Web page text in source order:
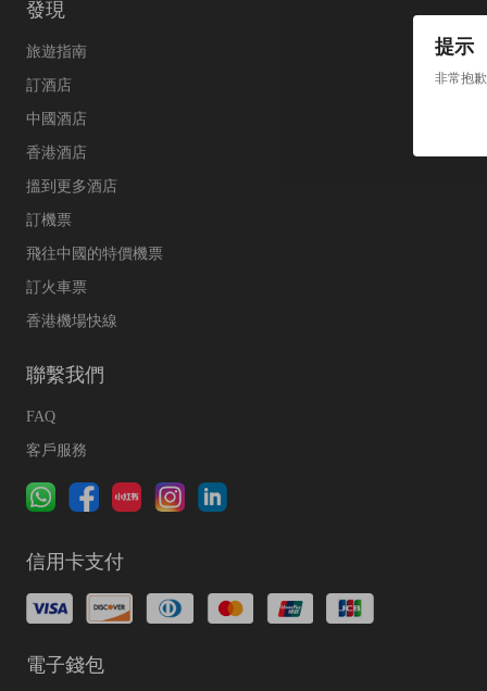
提示
非常抱
發現
旅遊指南
訂酒店
中國酒店
香港酒店
搵到更多酒店
訂機票
飛往中國的特價機票
訂火車票
香港機場快線
聯繫我們
FAQ
客戶服務
信用卡支付
電子錢包